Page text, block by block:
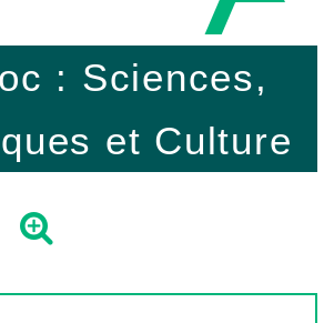
: Sciences,
et Culture